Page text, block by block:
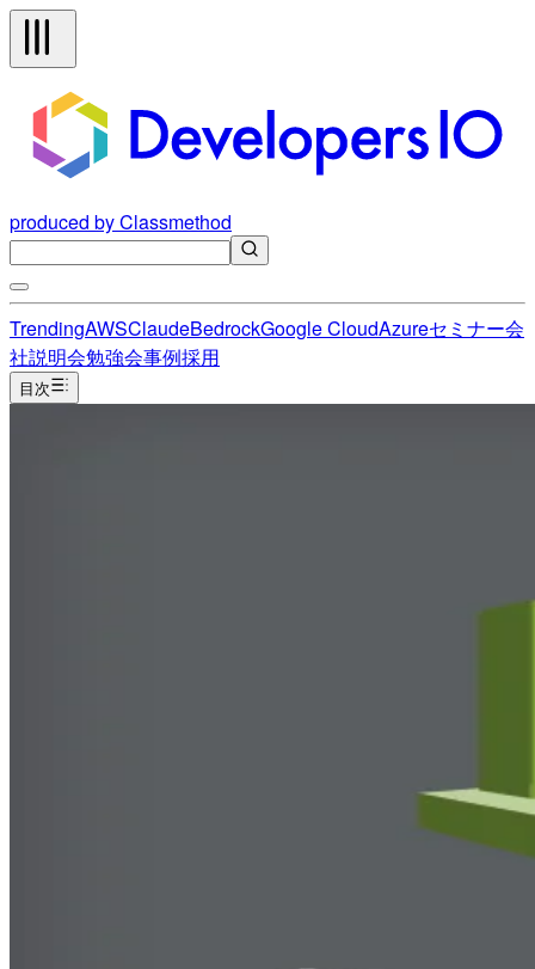
produced by Classmethod
TrendingAWSClaudeBedrockGoogle CloudAzureセミナー会
社説明会勉強会事例採用
目次